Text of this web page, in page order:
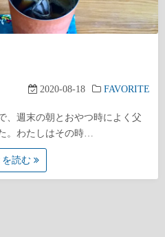
2020-08-18 FAVORITE
、週末の朝とおやつ時によく父
。わたしはその時…
を読む